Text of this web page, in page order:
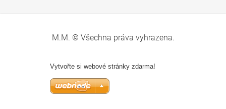
M.M. © Všechna práva vyhrazena.
Vytvořte si webové stránky zdarma!